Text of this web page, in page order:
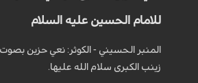
للامام الحسين عليه السلام
المنبر الحسيني - الكوثر: نعي حزين
زينب الكبرى سلام الله عليها.